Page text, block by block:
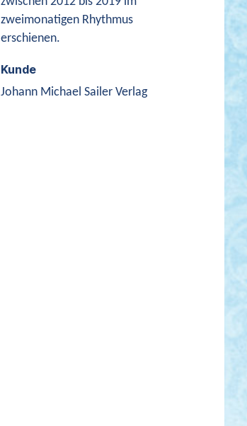
zweimonatigen Rhythmus
erschienen.
Kunde
Johann Michael Sailer Verlag